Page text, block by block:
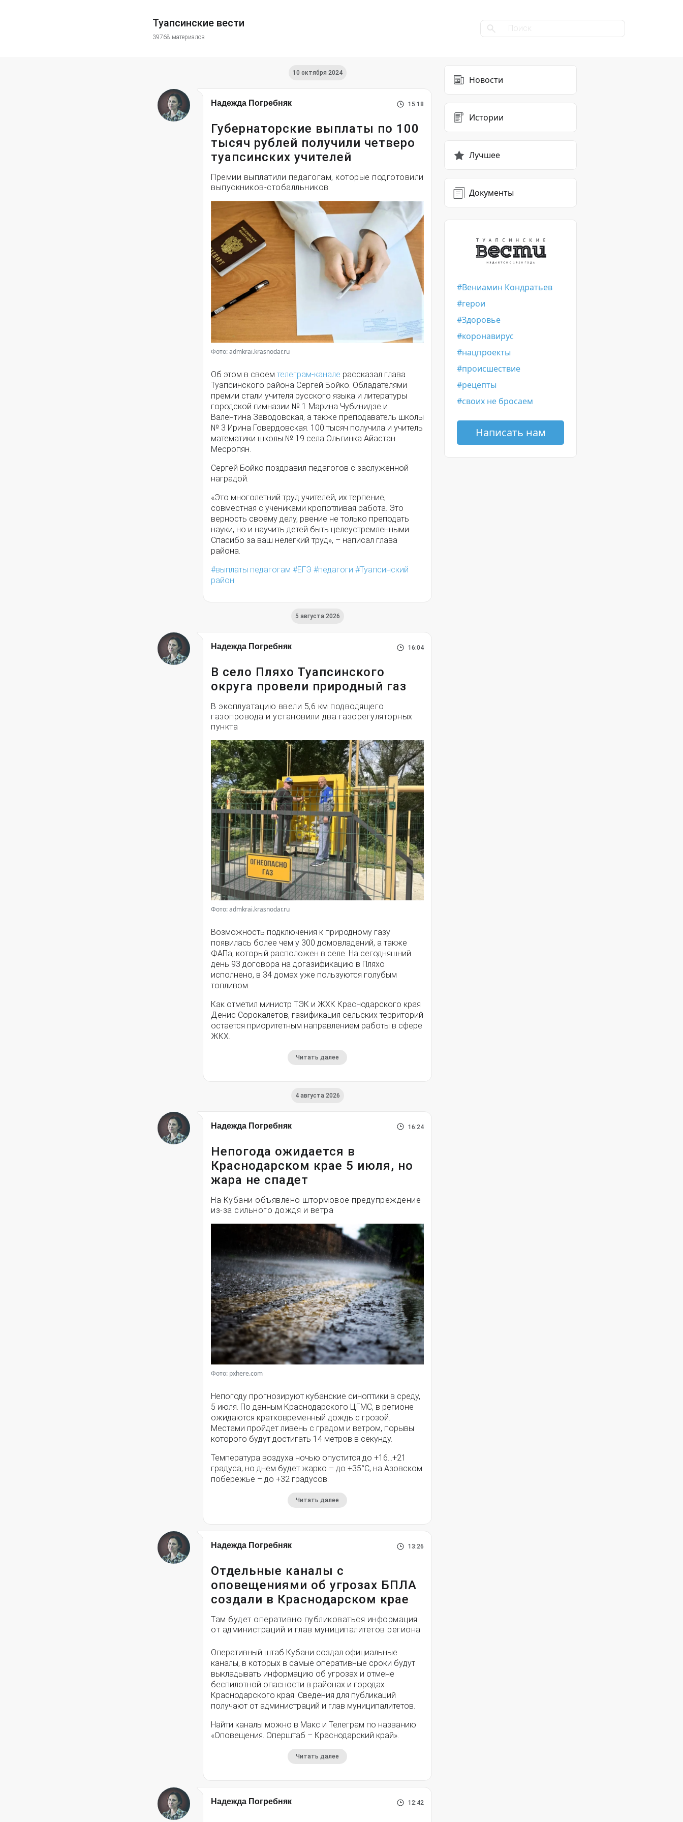
Туапсинские вести
39768 материалов
10 октября 2024
Надежда Погребняк 15:18
Губернаторские выплаты по 100
тысяч рублей получили четверо
туапсинских учителей
Премии выплатили педагогам, которые подготовили
выпускников-стобалльников
Фото: admkrai.krasnodar.ru
Об этом в своем телеграм-канале рассказал глава
Туапсинского района Сергей Бойко. Обладателями
премии стали учителя русского языка и литературы
городской гимназии № 1 Марина Чубинидзе и
Валентина Заводовская, а также преподаватель школы
№ 3 Ирина Говердовская. 100 тысяч получила и учитель
математики школы № 19 села Ольгинка Айастан
Месропян.
Сергей Бойко поздравил педагогов с заслуженной
наградой.
«Это многолетний труд учителей, их терпение,
совместная с учениками кропотливая работа. Это
верность своему делу, рвение не только преподать
науки, но и научить детей быть целеустремленными.
Спасибо за ваш нелегкий труд», – написал глава
района.
выплаты педагогам
ЕГЭ педагоги
Туапсинский
район
5 августа 2026
Надежда Погребняк 16:04
В село Пляхо Туапсинского
округа провели природный газ
В эксплуатацию ввели 5,6 км подводящего
газопровода и установили два газорегуляторных
пункта
Фото: admkrai.krasnodar.ru
Возможность подключения к природному газу
появилась более чем у 300 домовладений, а также
ФАПа, который расположен в селе. На сегодняшний
день 93 договора на догазификацию в Пляхо
исполнено, в 34 домах уже пользуются голубым
топливом.
Как отметил министр ТЭК и ЖХК Краснодарского края
Денис Сорокалетов, газификация сельских территорий
остается приоритетным направлением работы в сфере
ЖКХ.
Читать далее
4 августа 2026
Надежда Погребняк 16:24
Непогода ожидается в
Краснодарском крае 5 июля, но
жара не спадет
На Кубани объявлено штормовое предупреждение
из-за сильного дождя и ветра
Фото: pxhere.com
Непогоду прогнозируют кубанские синоптики в среду,
5 июля. По данным Краснодарского ЦГМС, в регионе
ожидаются кратковременный дождь с грозой.
Местами пройдет ливень с градом и ветром, порывы
которого будут достигать 14 метров в секунду.
Температура воздуха ночью опустится до +16…+21
градуса, но днем будет жарко – до +35°С, на Азовском
побережье – до +32 градусов.
Читать далее
Надежда Погребняк 13:26
Отдельные каналы с
оповещениями об угрозах БПЛА
создали в Краснодарском крае
Там будет оперативно публиковаться информация
от администраций и глав муниципалитетов региона
Оперативный штаб Кубани создал официальные
каналы, в которых в самые оперативные сроки будут
выкладывать информацию об угрозах и отмене
беспилотной опасности в районах и городах
Краснодарского края. Сведения для публикаций
получают от администраций и глав муниципалитетов.
Найти каналы можно в Макс и Телеграм по названию
«Оповещения. Оперштаб – Краснодарский край».
Читать далее
Надежда Погребняк 12:42
Новости
Истории
Лучшее
Документы
Вениамин Кондратьев
герои
Здоровье
коронавирус
нацпроекты
происшествие
рецепты
своих не бросаем
Написать нам